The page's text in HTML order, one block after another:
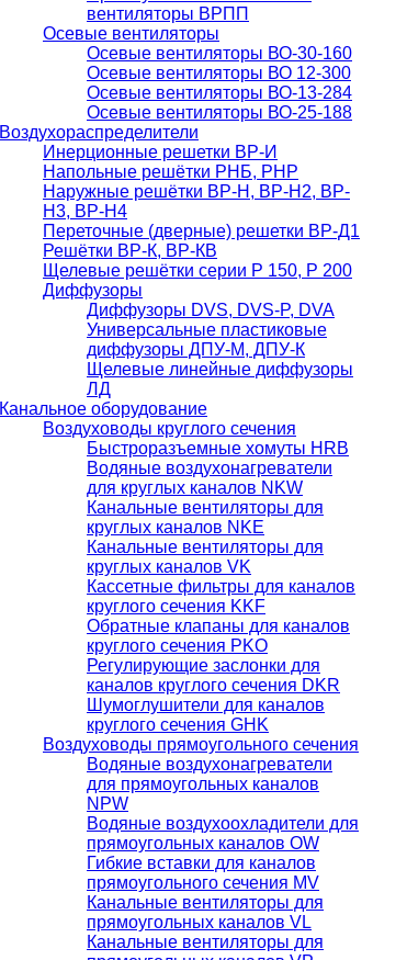
вентиляторы ВРПП
Осевые вентиляторы
Осевые вентиляторы ВО-30-160
Осевые вентиляторы ВО 12-300
Осевые вентиляторы ВО-13-284
Осевые вентиляторы ВО-25-188
Воздухораспределители
Инерционные решетки ВР-И
Напольные решётки РНБ, РНР
Наружные решётки ВР-Н, ВР-Н2, ВР-
Н3, ВР-Н4
Переточные (дверные) решетки ВР-Д1
Решётки ВР-К, ВР-КВ
Щелевые решётки серии Р 150, Р 200
Диффузоры
Диффузоры DVS, DVS-P, DVA
Универсальные пластиковые
диффузоры ДПУ-М, ДПУ-К
Щелевые линейные диффузоры
ЛД
Канальное оборудование
Воздуховоды круглого сечения
Быстроразъемные хомуты HRB
Водяные воздухонагреватели
для круглых каналов NKW
Канальные вентиляторы для
круглых каналов NKE
Канальные вентиляторы для
круглых каналов VK
Кассетные фильтры для каналов
круглого сечения KKF
Обратные клапаны для каналов
круглого сечения PKO
Регулирующие заслонки для
каналов круглого сечения DKR
Шумоглушители для каналов
круглого сечения GHK
Воздуховоды прямоугольного сечения
Водяные воздухонагреватели
для прямоугольных каналов
NPW
Водяные воздухоохладители для
прямоугольных каналов OW
Гибкие вставки для каналов
прямоугольного сечения MV
Канальные вентиляторы для
прямоугольных каналов VL
Канальные вентиляторы для